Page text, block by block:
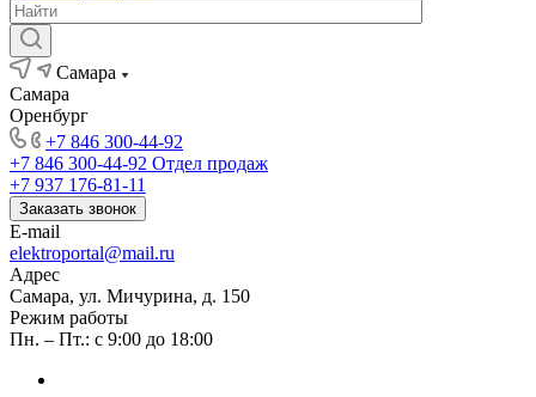
Самара
Самара
Оренбург
+7 846 300-44-92
+7 846 300-44-92 Отдел продаж
+7 937 176-81-11
Заказать звонок
E-mail
elektroportal@mail.ru
Адрес
Самара, ул. Мичурина, д. 150
Режим работы
Пн. – Пт.: с 9:00 до 18:00